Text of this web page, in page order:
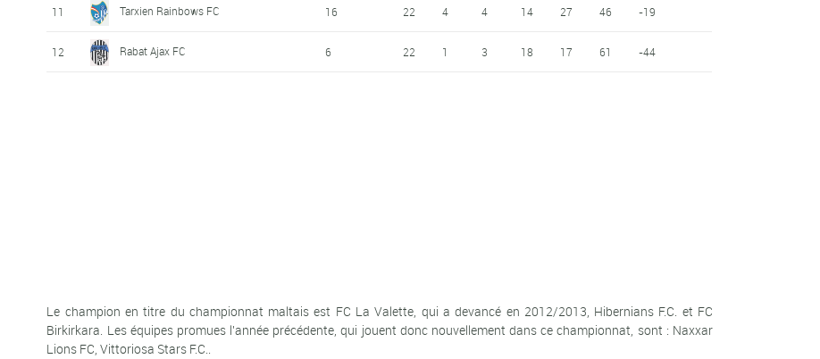
11 Tarxien Rainbows FC 16 22 4 4 14 27 46 -19
12 Rabat Ajax FC 6 22 1 3 18 17 61 -44
Le champion en titre du championnat maltais est FC La Valette, qui a devancé en 2012/2013, Hibernians F.C. et FC
Birkirkara. Les équipes promues l'année précédente, qui jouent donc nouvellement dans ce championnat, sont : Naxxar
Lions FC, Vittoriosa Stars F.C..